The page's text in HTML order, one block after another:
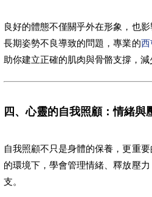
良好的體態不僅關乎外在形象，也
長期姿勢不良導致的問題，專業的西
助你建立正確的肌肉與骨骼支撐，減
四、心靈的自我照顧：情緒與
自我照顧不只是身體的保養，更重
的環境下，學會管理情緒、釋放壓
支。